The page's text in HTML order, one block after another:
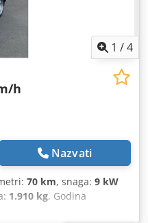
1 /4
h
Nazvati
70 km, snaga: 9 kW
1.910 kg, Godina